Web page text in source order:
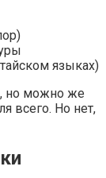
языках)
но можно же
всего. Но нет,